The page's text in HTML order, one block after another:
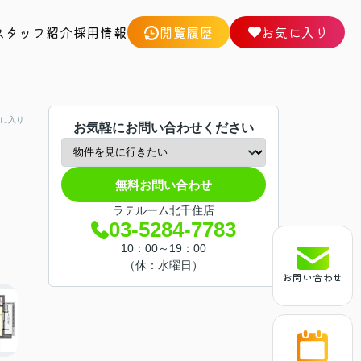
タッフ紹介採用情報 閲覧履歴 お気に入り
お問い合わせ
入り
お気軽にお問い合わせください
無料お問い合わせ
ラテルーム北千住店
03-5284-7783
10：00～19：00
（休：水曜日）